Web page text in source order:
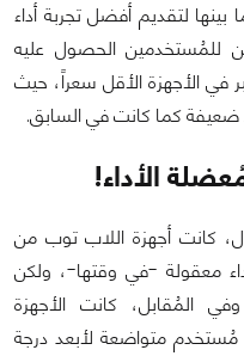
بينها لتقديم أفضل تجربة أداء
للمُستخدمين الحصول عليه
في الأجهزة الأقل سعراً، حيث
ضعيفة كما كانت في السابق.
الأداء!
كانت أجهزة اللاب توب من
معقولة -في وقتها-، ولكن
المُقابل، كانت الأجهزة
متواضعة لأبعد درجة